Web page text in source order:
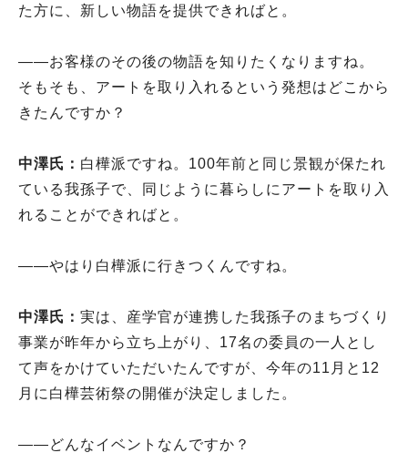
た方に、新しい物語を提供できればと。
――お客様のその後の物語を知りたくなりますね。
そもそも、アートを取り入れるという発想はどこから
きたんですか？
中澤氏： 白樺派ですね。100年前と同じ景観が保たれ
ている我孫子で、同じように暮らしにアートを取り入
れることができればと。
――やはり白樺派に行きつくんですね。
中澤氏： 実は、産学官が連携した我孫子のまちづくり
事業が昨年から立ち上がり、17名の委員の一人とし
て声をかけていただいたんですが、今年の11月と12
月に白樺芸術祭の開催が決定しました。
――どんなイベントなんですか？